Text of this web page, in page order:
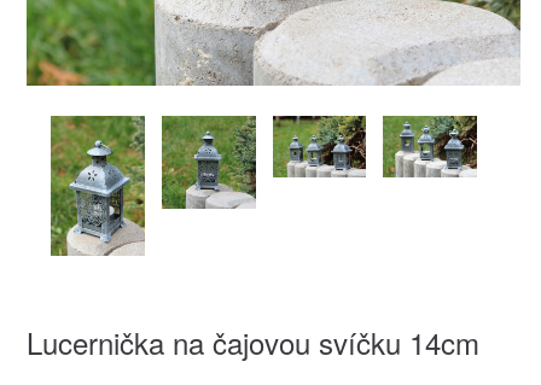
Lucernička na čajovou svíčku 14cm